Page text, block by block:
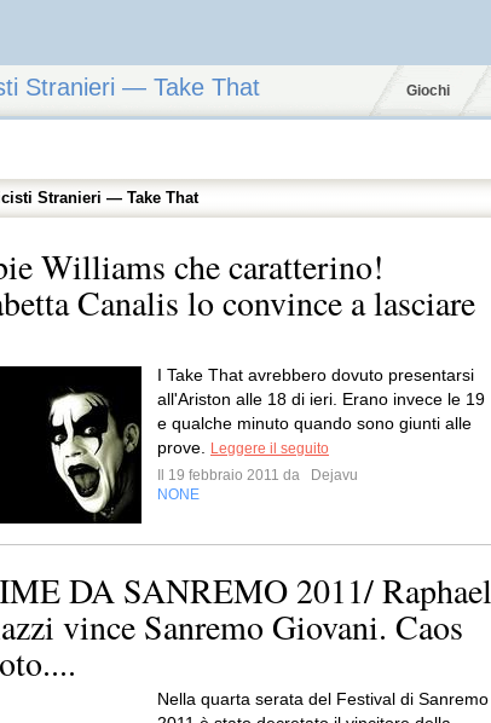
Stranieri — Take That Giochi
Stranieri — Take That
Williams che caratterino!
Canalis lo convince a lasciare
I Take That avrebbero dovuto presentarsi
all'Ariston alle 18 di ieri. Erano invece le 19
e qualche minuto quando sono giunti alle
prove.
Leggere il seguito
Il 19 febbraio 2011 da
Dejavu
NONE
DA SANREMO 2011/ Raphael
vince Sanremo Giovani. Caos
Nella quarta serata del Festival di Sanremo